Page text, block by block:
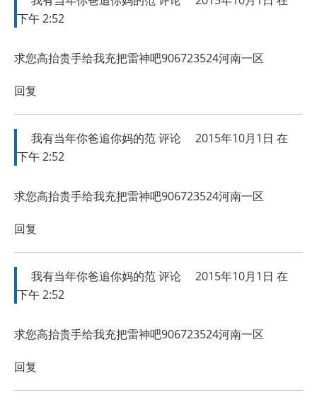
下午 2:52
求您高抬贵手给我充把雷神吧906723524河南一区
回复
我有当年你爸追你妈的范评论
2015年10月1日 在
下午 2:52
求您高抬贵手给我充把雷神吧906723524河南一区
回复
我有当年你爸追你妈的范评论
2015年10月1日 在
下午 2:52
求您高抬贵手给我充把雷神吧906723524河南一区
回复